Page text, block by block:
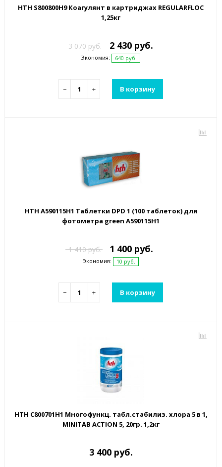
HTH S800800H9 Коагулянт в картриджах REGULARFLOC
1,25кг
3 070 руб. 2 430 руб.
Экономия: 640 руб.
− + В корзину
HTH A590115H1 Таблетки DPD 1 (100 таблеток) для
фотометра green A590115H1
1 410 руб. 1 400 руб.
Экономия: 10 руб.
− + В корзину
HTH C800701H1 Многофункц. табл.стабилиз. хлора 5 в 1,
MINITAB ACTION 5, 20гр. 1,2кг
3 400 руб.